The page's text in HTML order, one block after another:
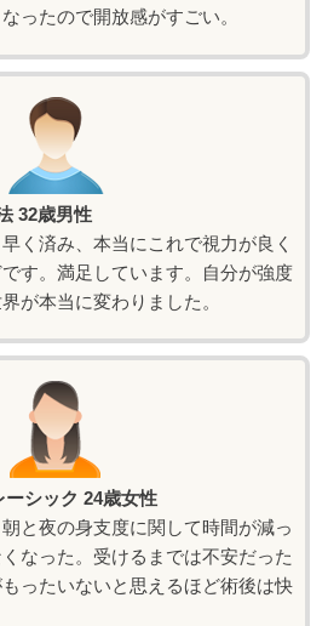
ったので開放感がすごい。
32歳男性
く済み、本当にこれで視力が良く
す。満足しています。自分が強度
が本当に変わりました。
シック 24歳女性
と夜の身支度に関して時間が減っ
なった。受けるまでは不安だった
ったいないと思えるほど術後は快